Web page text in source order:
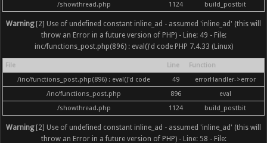
/showthread.php
1124 build_postbit
Warning[2] Use of undefined constant inline_ad - assumed 'inline_ad' (this will
throw an Error in a future version of PHP) - Line: 49 - File:
inc/functions_post.php(896) : eval()'d code PHP 7.4.33 (Linux)
File Line
Function
/inc/functions_post.php(896) : eval()'d code
49
errorHandler->error
/inc/functions_post.php
896
eval
/showthread.php
1124 build_postbit
Warning[2] Use of undefined constant inline_ad - assumed 'inline_ad' (this will
throw an Error in a future version of PHP) - Line: 58 - File: